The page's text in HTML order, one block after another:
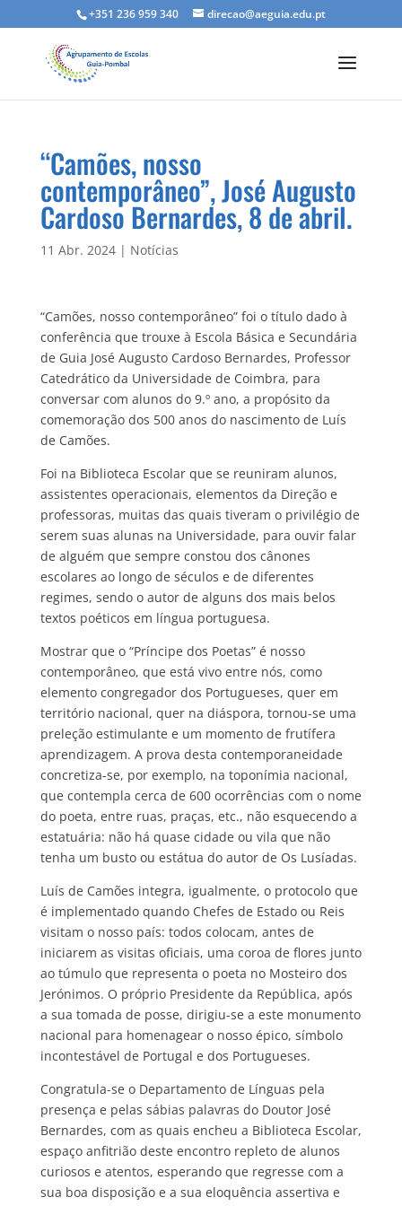
+351 236 959 340 direcao@aeguia.edu.pt
“Camões, nosso
contemporâneo”, José Augusto
Cardoso Bernardes, 8 de abril.
11 Abr. 2024| Notícias
“Camões, nosso contemporâneo” foi o título dado à
conferência que trouxe à Escola Básica e Secundária
de Guia José Augusto Cardoso Bernardes, Professor
Catedrático da Universidade de Coimbra, para
conversar com alunos do 9.º ano, a propósito da
comemoração dos 500 anos do nascimento de Luís
de Camões.
Foi na Biblioteca Escolar que se reuniram alunos,
assistentes operacionais, elementos da Direção e
professoras, muitas das quais tiveram o privilégio de
serem suas alunas na Universidade, para ouvir falar
de alguém que sempre constou dos cânones
escolares ao longo de séculos e de diferentes
regimes, sendo o autor de alguns dos mais belos
textos poéticos em língua portuguesa.
Mostrar que o “Príncipe dos Poetas” é nosso
contemporâneo, que está vivo entre nós, como
elemento congregador dos Portugueses, quer em
território nacional, quer na diáspora, tornou-se uma
preleção estimulante e um momento de frutífera
aprendizagem. A prova desta contemporaneidade
concretiza-se, por exemplo, na toponímia nacional,
que contempla cerca de 600 ocorrências com o nome
do poeta, entre ruas, praças, etc., não esquecendo a
estatuária: não há quase cidade ou vila que não
tenha um busto ou estátua do autor de Os Lusíadas.
Luís de Camões integra, igualmente, o protocolo que
é implementado quando Chefes de Estado ou Reis
visitam o nosso país: todos colocam, antes de
iniciarem as visitas oficiais, uma coroa de flores junto
ao túmulo que representa o poeta no Mosteiro dos
Jerónimos. O próprio Presidente da República, após
a sua tomada de posse, dirigiu-se a este monumento
nacional para homenagear o nosso épico, símbolo
incontestável de Portugal e dos Portugueses.
Congratula-se o Departamento de Línguas pela
presença e pelas sábias palavras do Doutor José
Bernardes, com as quais encheu a Biblioteca Escolar,
espaço anfitrião deste encontro repleto de alunos
curiosos e atentos, esperando que regresse com a
sua boa disposição e a sua eloquência assertiva e